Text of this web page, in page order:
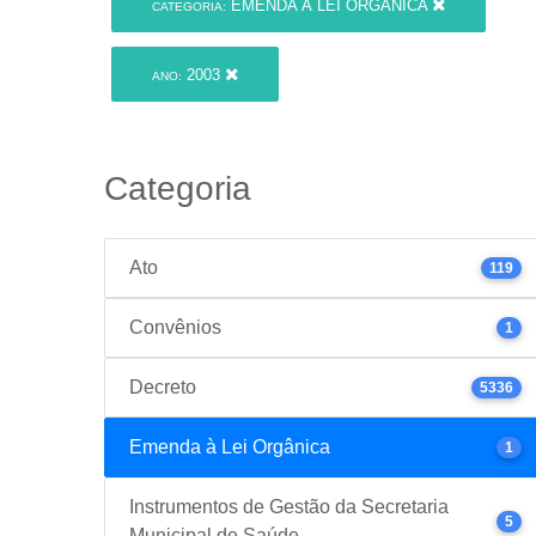
CATEGORIA: EMENDA À LEI ORGÂNICA
ANO: 2003
Categoria
Ato 119
Convênios 1
Decreto 5336
Emenda à Lei Orgânica 1
Instrumentos de Gestão da Secretaria
5